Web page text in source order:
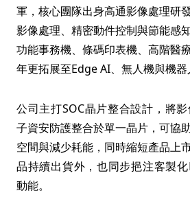
軍，核心團隊出身高通影像處理研
影像處理、精密動件控制與節能感
功能事務機、條碼印表機、高階醫
年更拓展至Edge AI、無人機與機器
公司主打SOC晶片整合設計，將
子資安防護整合於單一晶片，可協
空間與減少耗能，同時縮短產品上
品持續出貨外，也同步挹注客製化
動能。